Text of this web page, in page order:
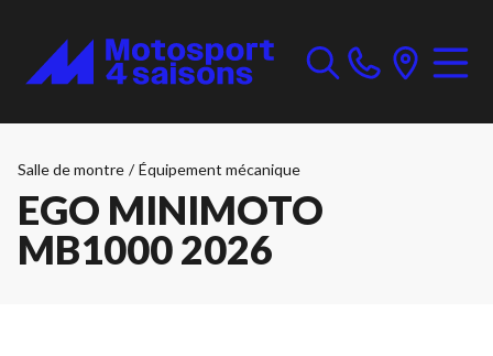
Salle de montre / Équipement mécanique
EGO MINIMOTO
MB1000 2026